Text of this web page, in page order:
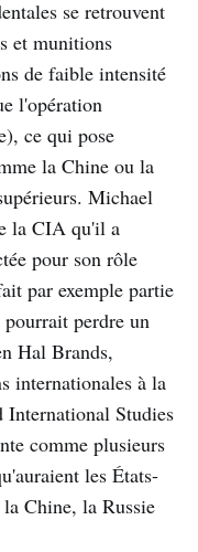
se retrouvent
et munitions
de faible intensité
l'opération
ce qui pose
la Chine ou la
Michael
la CIA qu'il a
pour son rôle
par exemple partie
perdre un
Hal Brands,
internationales à la
Studies
comme plusieurs
les États-
Chine, la Russie